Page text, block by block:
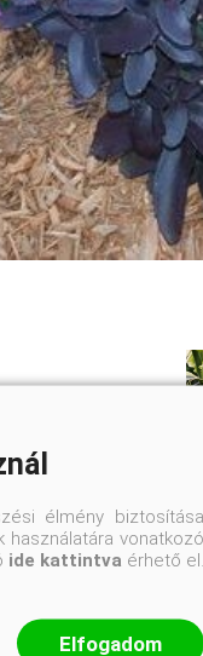
élmény biztosítása
vonatkozó
ide kattintva érhető el.
Elfogadom